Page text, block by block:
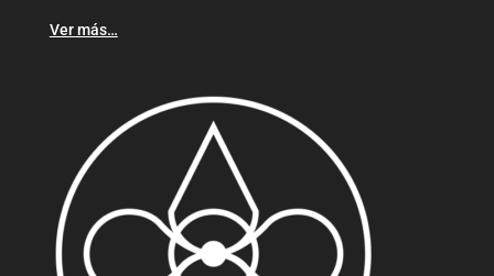
Ver más…